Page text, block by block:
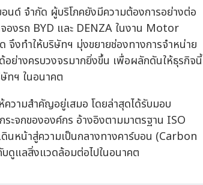
นด์ จำกัด ผู้บริโภคยังมีความต้องการอย่างต่อ
องรถ BYD และ DENZA ในงาน Motor
งทำให้บริษัทฯ มุ่งขยายช่องทางการจำหน่าย
อย่างครบวงจรมากยิ่งขึ้น เพื่อผลักดันให้ธุรกิจนี้
ทฯ ในอนาคต
วามสำคัญอยู่เสมอ โดยล่าสุดได้รับมอบ
ะจกขององค์กร อ้างอิงตามมาตรฐาน ISO
นหน้าสู่ความเป็นกลางทางคาร์บอน (Carbon
ดูแลสิ่งแวดล้อมต่อไปในอนาคต